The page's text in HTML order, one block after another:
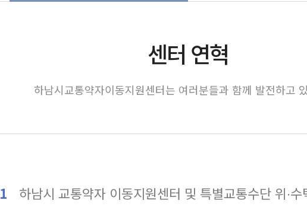
센터 연혁
하남시교통약자이동지원센터는 여러분들과 함께 발전하고
하남시 교통약자 이동지원센터 및 특별교통수단 위∙